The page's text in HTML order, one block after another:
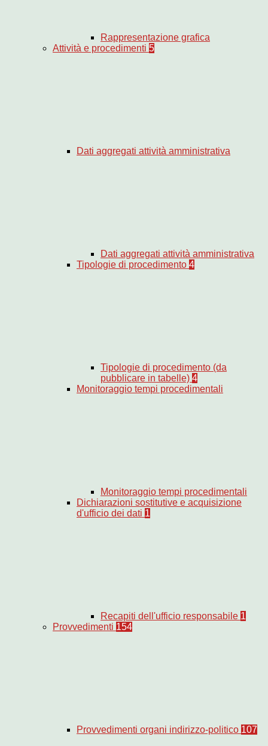
Rappresentazione grafica
Attività e procedimenti 5
Dati aggregati attività amministrativa
Dati aggregati attività amministrativa
Tipologie di procedimento 4
Tipologie di procedimento (da
pubblicare in tabelle) 4
Monitoraggio tempi procedimentali
Monitoraggio tempi procedimentali
Dichiarazioni sostitutive e acquisizione
d'ufficio dei dati 1
Recapiti dell'ufficio responsabile 1
Provvedimenti 154
Provvedimenti organi indirizzo-politico 107